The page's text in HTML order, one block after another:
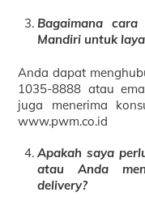
Bagaimana
Mandiri untuk
Anda dapat
1035-8888 atau
juga menerima
www.pwm.co.id
Apakah saya
atau Anda
delivery?